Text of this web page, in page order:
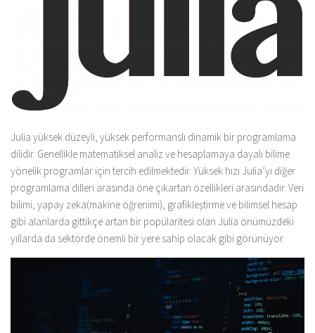
Julia yüksek düzeyli, yüksek performanslı dinamik bir programlama
dilidir. Genellikle matematiksel analiz ve hesaplamaya dayalı bilime
yönelik programlar için tercih edilmektedir. Yüksek hızı Julia’yı diğer
programlama dilleri arasında öne çıkartan özellikleri arasındadır. Veri
bilimi, yapay zeka(makine öğrenimi), grafikleştirme ve bilimsel hesap
gibi alanlarda gittikçe artan bir popülaritesi olan Julia önümüzdeki
yıllarda da sektörde önemli bir yere sahip olacak gibi görünüyor.